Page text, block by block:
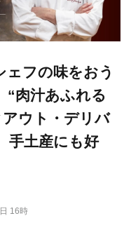
16時
ェフの味をおう
“肉汁あふれる
ウト・デリバ
手土産にも好